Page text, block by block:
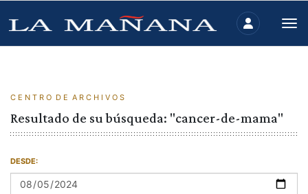
C E N T R O D E A R C H I V O S
Resultado de su búsqueda: "cancer-de-mama"
DESDE: